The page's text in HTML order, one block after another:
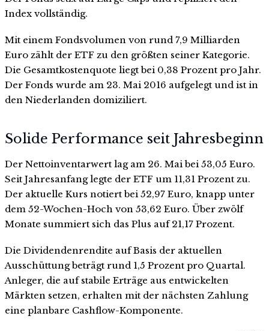
Index vollständig.
Mit einem Fondsvolumen von rund 7,9 Milliarden
Euro zählt der ETF zu den größten seiner Kategorie.
Die Gesamtkostenquote liegt bei 0,38 Prozent pro Jahr.
Der Fonds wurde am 23. Mai 2016 aufgelegt und ist in
den Niederlanden domiziliert.
Solide Performance seit Jahresbeginn
Der Nettoinventarwert lag am 26. Mai bei 53,05 Euro.
Seit Jahresanfang legte der ETF um 11,31 Prozent zu.
Der aktuelle Kurs notiert bei 52,97 Euro, knapp unter
dem 52-Wochen-Hoch von 53,62 Euro. Über zwölf
Monate summiert sich das Plus auf 21,17 Prozent.
Die Dividendenrendite auf Basis der aktuellen
Ausschüttung beträgt rund 1,5 Prozent pro Quartal.
Anleger, die auf stabile Erträge aus entwickelten
Märkten setzen, erhalten mit der nächsten Zahlung
eine planbare Cashflow-Komponente.